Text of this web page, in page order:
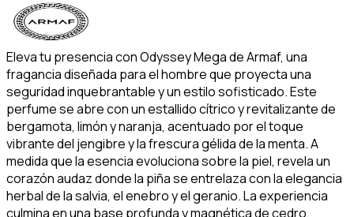
Eleva tu presencia con Odyssey Mega de Armaf, una
fragancia diseñada para el hombre que proyecta una
seguridad inquebrantable y un estilo sofisticado. Este
perfume se abre con un estallido cítrico y revitalizante de
bergamota, limón y naranja, acentuado por el toque
vibrante del jengibre y la frescura gélida de la menta. A
medida que la esencia evoluciona sobre la piel, revela un
corazón audaz donde la piña se entrelaza con la elegancia
herbal de la salvia, el enebro y el geranio. La experiencia
culmina en una base profunda y magnética de cedro,